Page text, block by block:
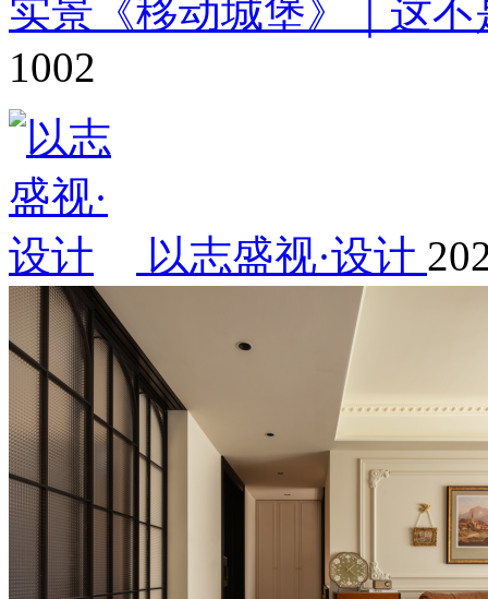
实景《移动城堡》｜这
1002
以志盛视·设计